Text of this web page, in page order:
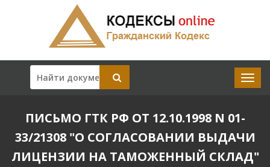
ПИСЬМО ГТК РФ ОТ 12.10.1998 N 01-
33/21308 "О СОГЛАСОВАНИИ ВЫДАЧИ
ЛИЦЕНЗИИ НА ТАМОЖЕННЫЙ СКЛАД"